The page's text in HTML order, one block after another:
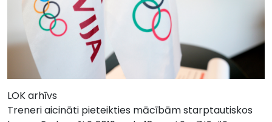
LOK arhīvs
Treneri aicināti pieteikties mācībām starptautiskos